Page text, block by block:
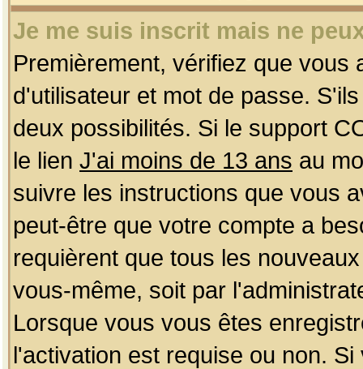
Je me suis inscrit mais ne
Premièrement, vérifiez que
d'utilisateur et mot de passe.
deux possibilités. Si le support
le lien J'ai moins de 13 ans au
suivre les instructions que vous
peut-être que votre compte a
requièrent que tous les
vous-même, soit par
Lorsque vous vous êtes
l'activation est requise ou non.